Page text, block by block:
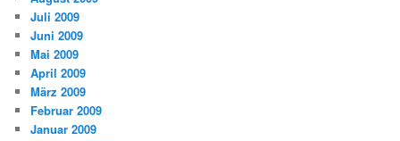
Juli 2009
Juni 2009
Mai 2009
April 2009
März 2009
Februar 2009
Januar 2009